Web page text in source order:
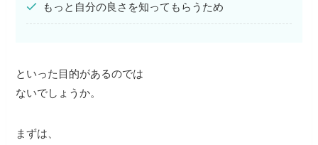
もっと自分の良さを知ってもらうため
といった目的があるのでは
ないでしょうか。
まずは、